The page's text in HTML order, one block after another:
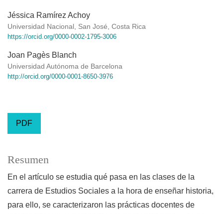
Jéssica Ramírez Achoy
Universidad Nacional, San José, Costa Rica
https://orcid.org/0000-0002-1795-3006
Joan Pagès Blanch
Universidad Autónoma de Barcelona
http://orcid.org/0000-0001-8650-3976
PDF
Resumen
En el artículo se estudia qué pasa en las clases de la
carrera de Estudios Sociales a la hora de enseñar historia,
para ello, se caracterizaron las prácticas docentes de